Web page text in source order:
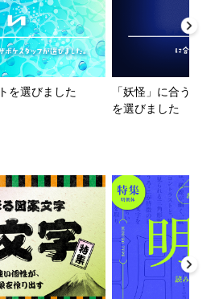
を選びました
「妖怪」に合うフ
を選びました